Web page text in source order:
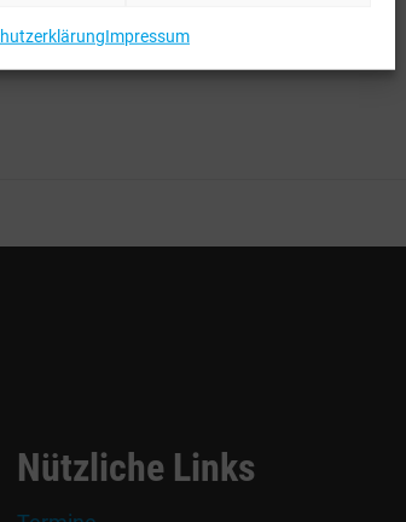
Impressum
Nützliche Links